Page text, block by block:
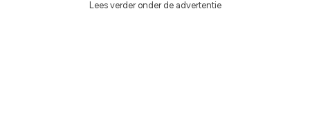
Lees verder onder de advertentie